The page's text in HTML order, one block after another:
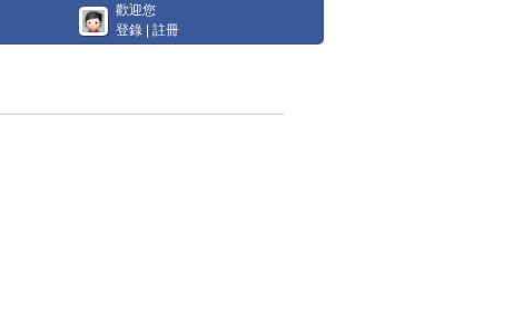
歡迎您
登錄
註冊